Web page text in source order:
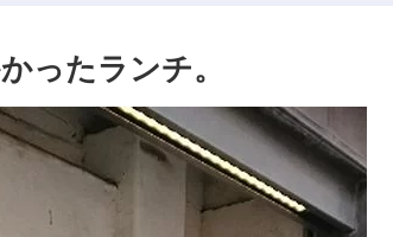
ったランチ。